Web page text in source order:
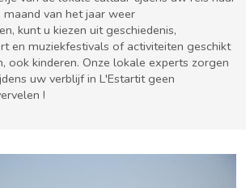
van het jaar weer
kunt u kiezen uit geschiedenis,
en muziekfestivals of activiteiten geschikt
ook kinderen. Onze lokale experts zorgen
uw verblijf in L'Estartit geen
!